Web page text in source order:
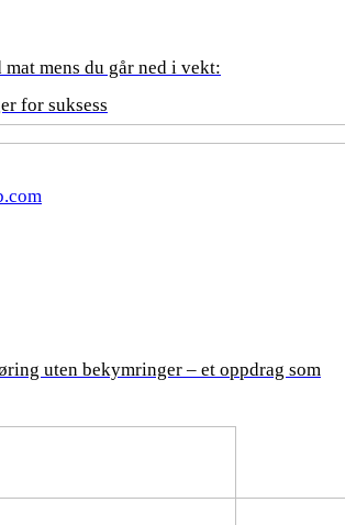
mens du går ned i vekt:
for suksess
uten bekymringer – et oppdrag som